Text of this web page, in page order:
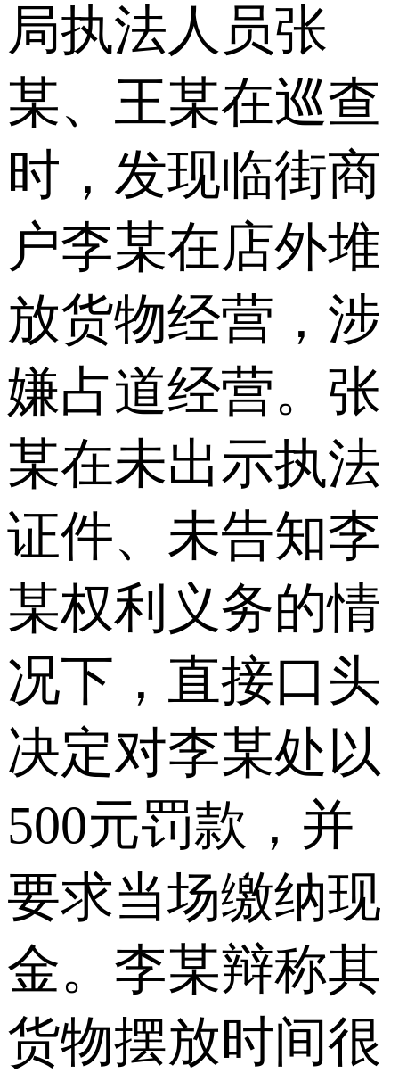
局执法人员张
某、王某在巡查
时，发现临街商
户李某在店外堆
放货物经营，涉
嫌占道经营。张
某在未出示执法
证件、未告知李
某权利义务的情
况下，直接口头
决定对李某处以
500元罚款，并
要求当场缴纳现
金。李某辩称其
货物摆放时间很